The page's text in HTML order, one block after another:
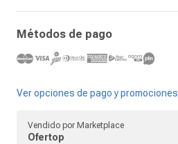
Métodos de pago
Ver opciones de pago y promociones
Vendido por Marketplace
Ofertop